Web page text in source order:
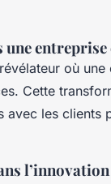
entreprise
où
Cette
les clients
l’innovation